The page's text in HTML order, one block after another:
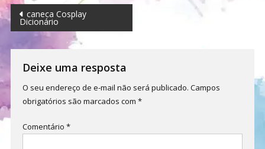
Navegação
de
Post
caneca Cosplay
Dicionário
Deixe uma resposta
O seu endereço de e-mail não será publicado. Campos
obrigatórios são marcados com *
Comentário *